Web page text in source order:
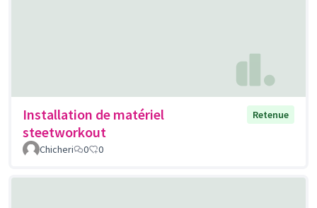
Installation de matériel
steetworkout
Retenue
Chicheri 0 0